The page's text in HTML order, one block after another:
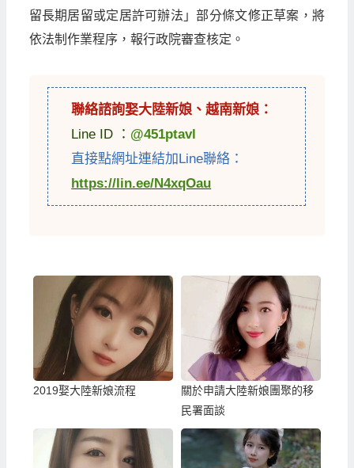
留長期居留或定居許可辦法」部分條文修正草案，將
依法制作業程序，報行政院審查核定。
聯絡諮詢娶大陸新娘 、越南新娘 ：
Line ID ： @451ptavl
直接點網址連結加Line聯絡：
https://lin.ee/N4xqOau
2019娶大陸新娘流程
關於申請大陸新娘團聚的移
民署面談